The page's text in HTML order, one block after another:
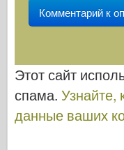
Этот сайт
спама. Узнайте,
данные ваших
Навигация по